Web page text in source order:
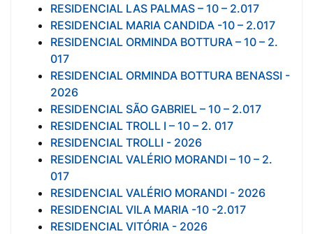
RESIDENCIAL LAS PALMAS – 10 – 2.017
RESIDENCIAL MARIA CANDIDA -10 – 2.017
RESIDENCIAL ORMINDA BOTTURA – 10 – 2.
017
RESIDENCIAL ORMINDA BOTTURA BENASSI -
2026
RESIDENCIAL SÃO GABRIEL – 10 – 2.017
RESIDENCIAL TROLL I – 10 – 2. 017
RESIDENCIAL TROLLI - 2026
RESIDENCIAL VALÉRIO MORANDI – 10 – 2.
017
RESIDENCIAL VALÉRIO MORANDI - 2026
RESIDENCIAL VILA MARIA -10 -2.017
RESIDENCIAL VITÓRIA - 2026